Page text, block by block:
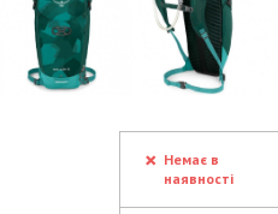
Немає в
наявності